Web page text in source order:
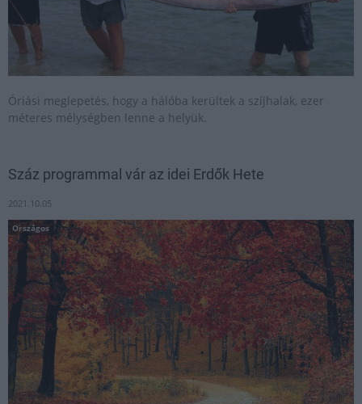
Óriási meglepetés, hogy a hálóba kerültek a szíjhalak, ezer
méteres mélységben lenne a helyük.
Száz programmal vár az idei Erdők Hete
2021.10.05
Országos